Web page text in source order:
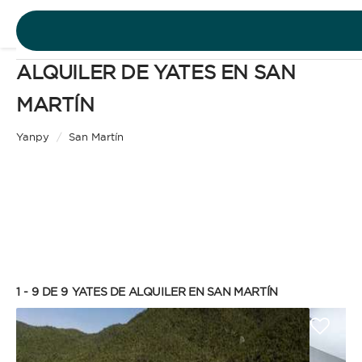
DESTINOS
INICIAR SESIÓN
ALQUILER DE YATES EN SAN
MARTÍN
Yanpy / San Martín
Yate
Disfruta la libertad de ser el capitán de tu propio
barco, siempre que dispongas de la licencia de
navegación necesaria. Independencia, privacidad y
ahorro en costes de patrón y tripulación.
1 - 9 DE 9 YATES DE ALQUILER EN SAN MARTÍN